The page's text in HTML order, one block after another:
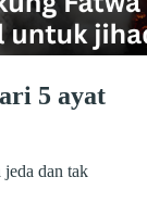
5 ayat
jeda dan tak